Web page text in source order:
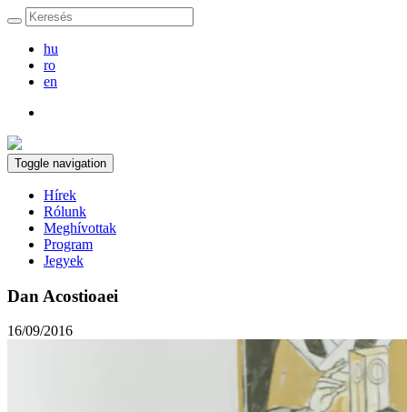
hu
ro
en
Toggle navigation
Hírek
Rólunk
Meghívottak
Program
Jegyek
Dan Acostioaei
16/09/2016